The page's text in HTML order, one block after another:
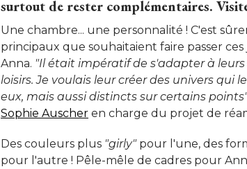
surtout de rester complémentaires.
Une chambre... une personnalité ! C'est
principaux que souhaitaient faire passer
Anna. "Il était impératif de s'adapter à
loisirs. Je voulais leur créer des univers qui
eux, mais aussi distincts sur certains
Sophie Auscher en charge du projet de
Des couleurs plus "girly"pour l'une, des
pour l'autre ! Pêle-mêle de cadres pour